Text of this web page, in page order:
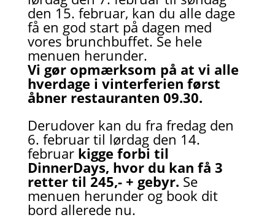
den 15. februar, kan du alle dage
få en god start på dagen med
vores brunchbuffet. Se hele
menuen herunder.
Vi gør opmærksom på at vi alle
hverdage i vinterferien først
åbner restauranten 09.30.
Derudover kan du fra fredag den
6. februar til lørdag den 14.
februar kigge forbi til
DinnerDays, hvor du kan få 3
retter til 245,- + gebyr. Se
menuen herunder og book dit
bord allerede nu.